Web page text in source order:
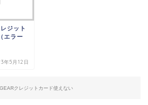
ジット
エラー
年5月12日
クレジットカード使えない